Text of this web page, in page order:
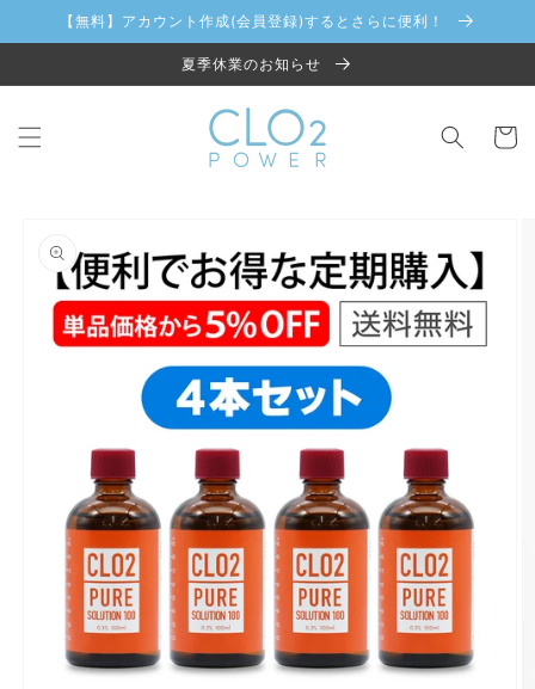
ンツに
進む
【無料】アカウント作成(会員登録)するとさらに便利！
夏季休業のお知らせ
ー
キップ